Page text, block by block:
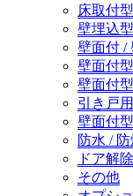
床取付型
壁埋込型
壁面付 /
壁面付
壁面付型
引き戸用
壁面付
防水 /
ドア解
その他